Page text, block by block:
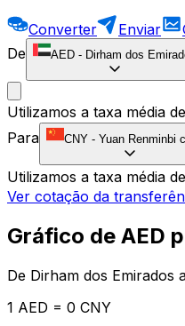
Converter Enviar
De
AED - Dirham dos
Utilizamos a taxa média
Para
CNY - Yuan Renminbi
Utilizamos a taxa média
Ver cotação da
Gráfico de AED
De Dirham dos Emirados
1 AED = 0 CNY